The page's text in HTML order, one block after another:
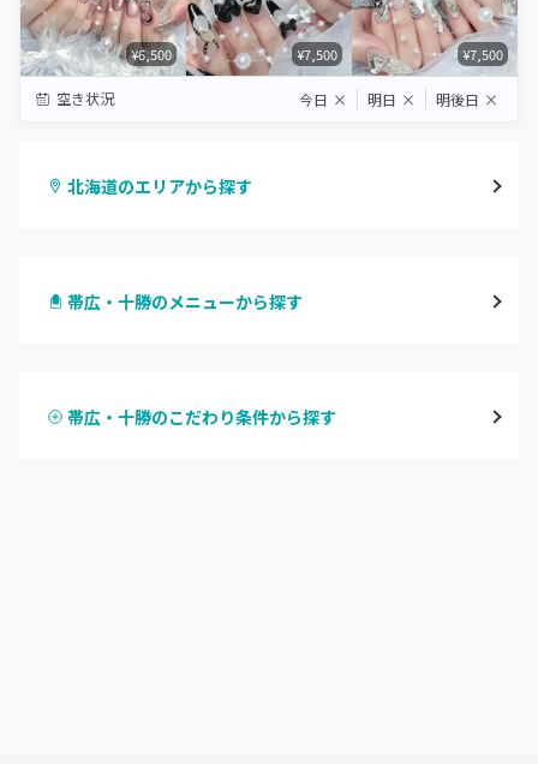
¥6,500 ¥7,500 ¥7,500
空き状況 今日 × 明日 × 明後日 ×
北海道のエリアから探す
北区・東区
帯広・十勝のメニューから探す
ハンドスカルプ
帯広・十勝のこだわり条件から探す